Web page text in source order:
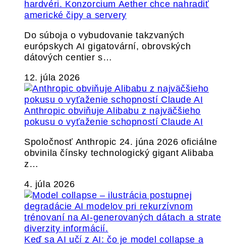
hardvéri. Konzorcium Aether chce nahradiť
americké čipy a servery
Do súboja o vybudovanie takzvaných
európskych AI gigatovární, obrovských
dátových centier s…
12. júla 2026
Anthropic obviňuje Alibabu z najväčšieho
pokusu o vyťaženie schopností Claude AI
Spoločnosť Anthropic 24. júna 2026 oficiálne
obvinila čínsky technologický gigant Alibaba
z…
4. júla 2026
Keď sa AI učí z AI: čo je model collapse a